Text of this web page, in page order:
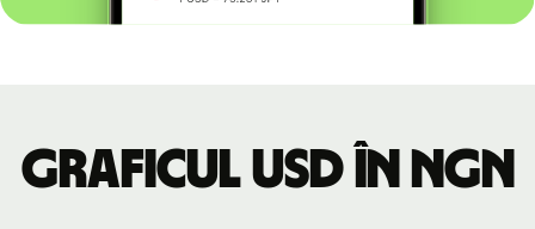
Graficul USD în NGN